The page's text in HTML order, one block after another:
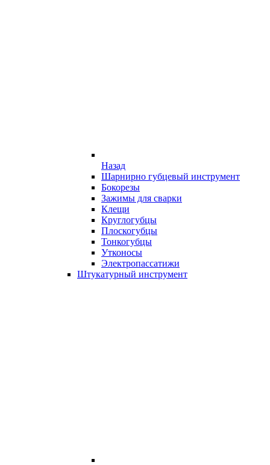
Назад
Шарнирно губцевый инструмент
Бокорезы
Зажимы для сварки
Клещи
Круглогубцы
Плоскогубцы
Тонкогубцы
Утконосы
Электропассатижи
Штукатурный инструмент